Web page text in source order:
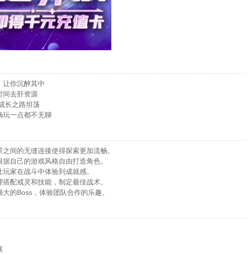
让你沉醉其中
间去肝资源
长之路坦荡
玩一点都不无聊
间的无缝连接使得探索更加流畅。
自己的游戏风格自由打造角色。
家在战斗中体验到成就感。
配戒灵和技能，制定最佳战术。
的Boss，体验团队合作的乐趣。